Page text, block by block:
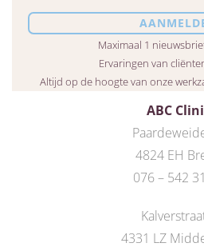
ABC
4824 EH
076 – 542
4331 LZ
Maximaal 1
Ervaringen van
Altijd op de hoogte van onze